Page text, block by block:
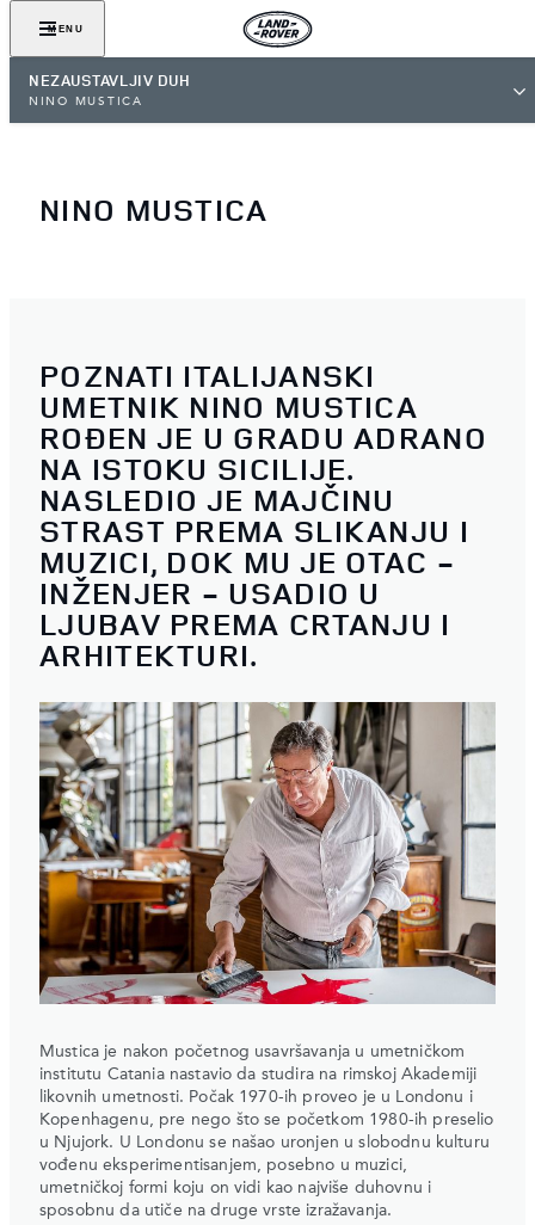
MENU
NEZAUSTAVLJIV DUH
NINO MUSTICA
NINO MUSTICA
POZNATI ITALIJANSKI
UMETNIK NINO MUSTICA
ROĐEN JE U GRADU ADRANO
NA ISTOKU SICILIJE.
NASLEDIO JE MAJČINU
STRAST PREMA SLIKANJU I
MUZICI, DOK MU JE OTAC -
INŽENJER - USADIO U
LJUBAV PREMA CRTANJU I
ARHITEKTURI.
Mustica je nakon početnog usavršavanja u umetničkom
institutu Catania nastavio da studira na rimskoj Akademiji
likovnih umetnosti. Počak 1970-ih proveo je u Londonu i
Kopenhagenu, pre nego što se početkom 1980-ih preselio
u Njujork. U Londonu se našao uronjen u slobodnu kulturu
vođenu eksperimentisanjem, posebno u muzici,
umetničkoj formi koju on vidi kao najviše duhovnu i
sposobnu da utiče na druge vrste izražavanja.